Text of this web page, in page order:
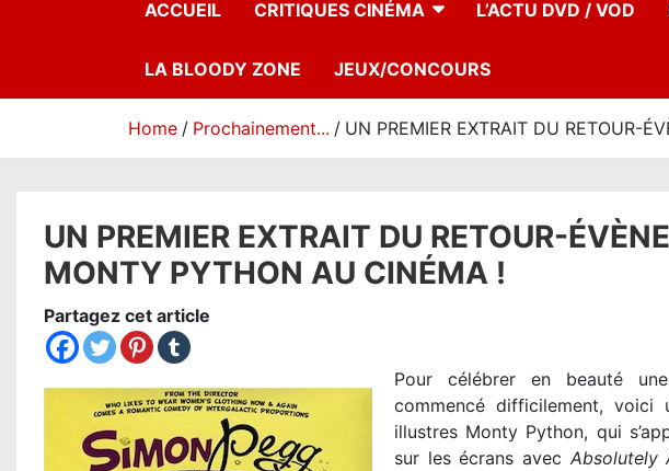
ACCUEIL CRITIQUES CINÉMA L’ACTU DVD / VOD
LA BLOODY ZONE JEUX/CONCOURS
Home Prochainement... UN PREMIER EXTRAIT DU RETOUR-
UN PREMIER EXTRAIT DU RETOUR-
MONTY PYTHON AU CINÉMA !
Partagez cet article
Pour célébrer en beauté
commencé difficilement,
illustres Monty Python, qui
sur les écrans avec Absolutely